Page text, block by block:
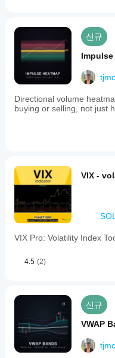
신규
Impulse
Directional volume
buying or selling, not just
VIX -
VIX Pro: Volatility Index
4.5 (2)
신규
VWAP